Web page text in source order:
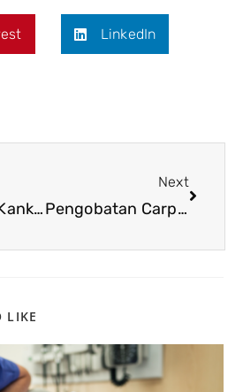
LinkedIn
Pengobatan Kanker Paru-Paru Di Rumah Sakit Malaysia
Next
Pengobatan Carpal Tunnel Syndrome (CTS) Di Malaysia
LIKE